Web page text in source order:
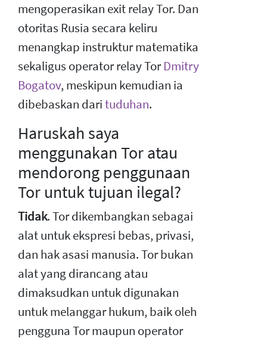
mengoperasikan exit relay Tor. Dan
otoritas Rusia secara keliru
menangkap instruktur matematika
sekaligus operator relay TorDmitry
Bogatov, meskipun kemudian ia
dibebaskan darituduhan.
Haruskah saya
menggunakan Tor atau
mendorong penggunaan
Tor untuk tujuan ilegal?
Tidak. Tor dikembangkan sebagai
alat untuk ekspresi bebas, privasi,
dan hak asasi manusia. Tor bukan
alat yang dirancang atau
dimaksudkan untuk digunakan
untuk melanggar hukum, baik oleh
pengguna Tor maupun operator